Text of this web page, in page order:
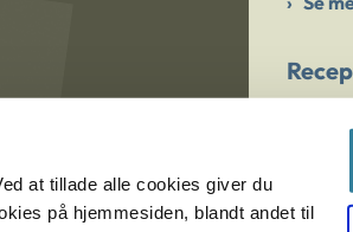
at tillade alle cookies giver du
på hjemmesiden, blandt andet til
Er